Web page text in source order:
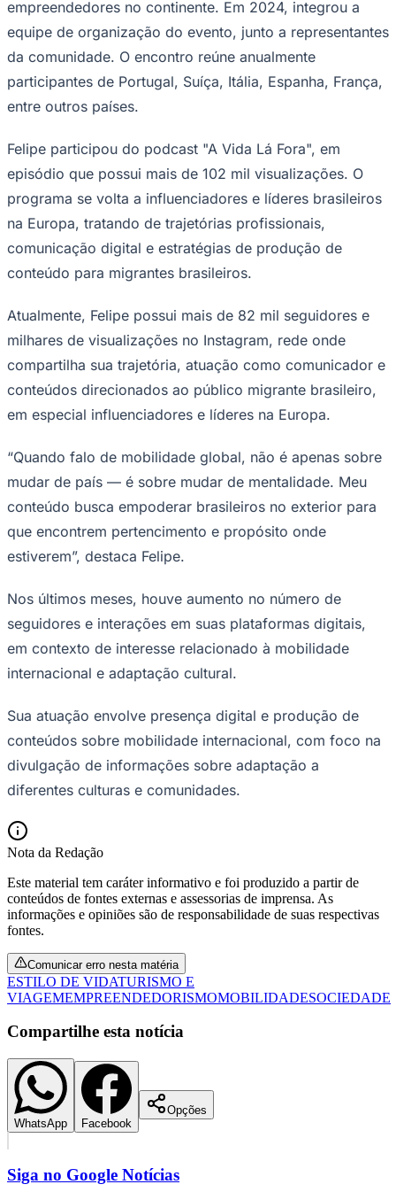
Corinthians
São Paulo
empreendedores no continente. Em 2024, integrou a
equipe de organização do evento, junto a representantes
da comunidade. O encontro reúne anualmente
participantes de Portugal, Suíça, Itália, Espanha, França,
entre outros países.
Felipe participou do podcast "A Vida Lá Fora", em
episódio que possui mais de 102 mil visualizações. O
programa se volta a influenciadores e líderes brasileiros
na Europa, tratando de trajetórias profissionais,
comunicação digital e estratégias de produção de
conteúdo para migrantes brasileiros.
Atualmente, Felipe possui mais de 82 mil seguidores e
milhares de visualizações no Instagram, rede onde
compartilha sua trajetória, atuação como comunicador e
conteúdos direcionados ao público migrante brasileiro,
em especial influenciadores e líderes na Europa.
“Quando falo de mobilidade global, não é apenas sobre
mudar de país — é sobre mudar de mentalidade. Meu
conteúdo busca empoderar brasileiros no exterior para
que encontrem pertencimento e propósito onde
estiverem”, destaca Felipe.
Nos últimos meses, houve aumento no número de
seguidores e interações em suas plataformas digitais,
em contexto de interesse relacionado à mobilidade
internacional e adaptação cultural.
Sua atuação envolve presença digital e produção de
conteúdos sobre mobilidade internacional, com foco na
divulgação de informações sobre adaptação a
diferentes culturas e comunidades.
Nota da Redação
Este material tem caráter informativo e foi produzido a partir de
conteúdos de fontes externas e assessorias de imprensa. As
informações e opiniões são de responsabilidade de suas respectivas
fontes.
Comunicar erro nesta matéria
ESTILO DE VIDATURISMO E
VIAGEMEMPREENDEDORISMOMOBILIDADESOCIEDADE
Compartilhe esta notícia
WhatsApp Facebook
Opções
Siga no Google Notícias